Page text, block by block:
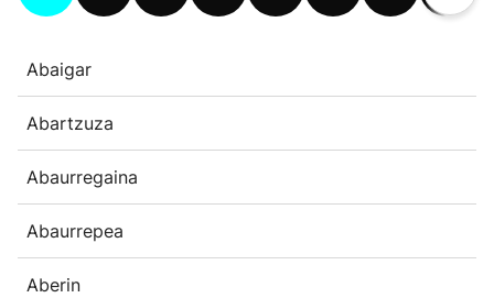
Abaigar
Abartzuza
Abaurregaina
Abaurrepea
Aberin